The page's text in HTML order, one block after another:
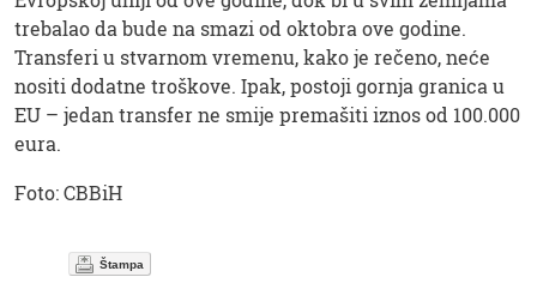
trebalao da bude na smazi od oktobra ove godine.
Transferi u stvarnom vremenu, kako je rečeno, neće
nositi dodatne troškove. Ipak, postoji gornja granica u
EU – jedan transfer ne smije premašiti iznos od 100.000
eura.
Foto: CBBiH
Štampa